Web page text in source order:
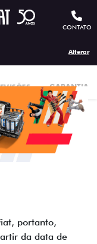
CONTATO
Alterar
GARANTIA
portanto,
da data de